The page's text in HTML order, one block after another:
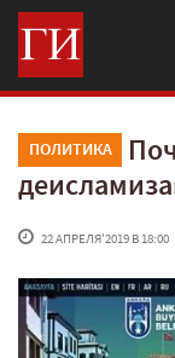
ПОЛИТИКА
22 АПРЕЛЯ'2019 В 18:00